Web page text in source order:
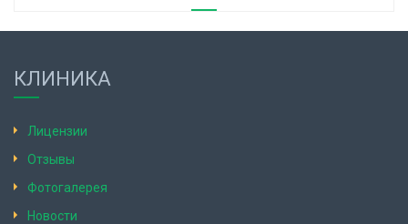
КЛИНИКА
Лицензии
Отзывы
Фотогалерея
Новости